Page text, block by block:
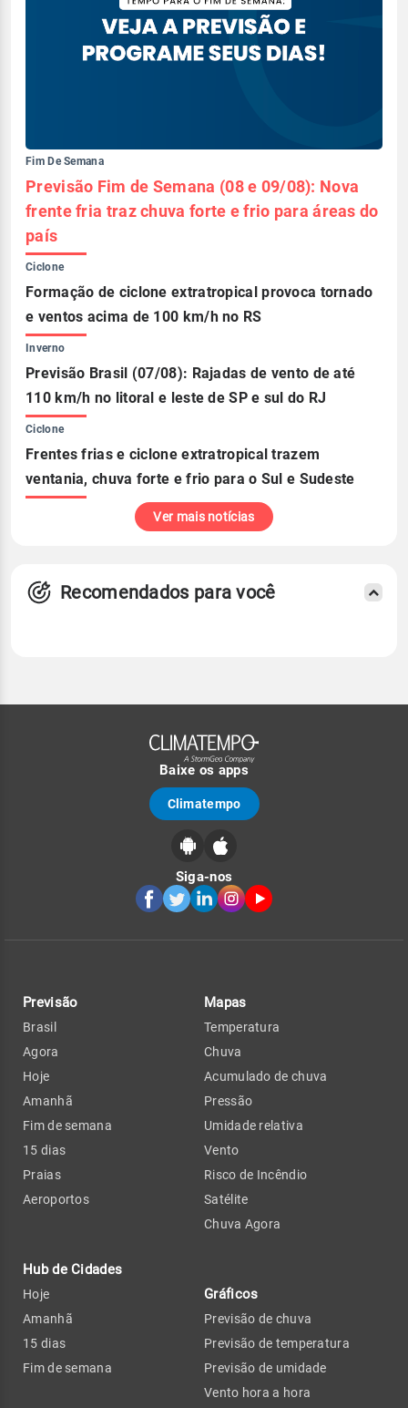
Fim De Semana
Previsão Fim de Semana (08 e 09/08): Nova
frente fria traz chuva forte e frio para áreas do
país
Ciclone
Formação de ciclone extratropical provoca tornado
e ventos acima de 100 km/h no RS
Inverno
Previsão Brasil (07/08): Rajadas de vento de até
110 km/h no litoral e leste de SP e sul do RJ
Ciclone
Frentes frias e ciclone extratropical trazem
ventania, chuva forte e frio para o Sul e Sudeste
Ver mais notícias
Recomendados para você
Baixe os apps
Climatempo
Siga-nos
Previsão
Brasil
Agora
Hoje
Amanhã
Fim de semana
15 dias
Praias
Aeroportos
Hub de Cidades
Hoje
Amanhã
15 dias
Fim de semana
Mapas
Temperatura
Chuva
Acumulado de chuva
Pressão
Umidade relativa
Vento
Risco de Incêndio
Satélite
Chuva Agora
Gráficos
Previsão de chuva
Previsão de temperatura
Previsão de umidade
Vento hora a hora